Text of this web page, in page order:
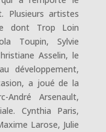
Plusieurs artistes
dont Trop Loin
Toupin, Sylvie
Asselin, le
développement,
a joué de la
André Arsenault,
Cynthia Paris,
Larose, Julie